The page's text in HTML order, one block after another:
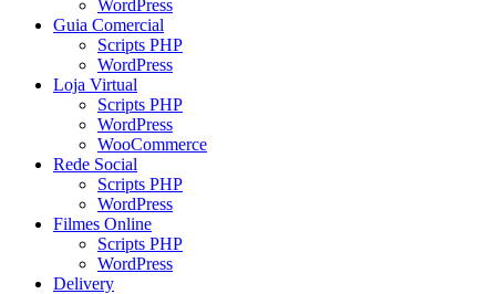
WordPress
Guia Comercial
Scripts PHP
WordPress
Loja Virtual
Scripts PHP
WordPress
WooCommerce
Rede Social
Scripts PHP
WordPress
Filmes Online
Scripts PHP
WordPress
Delivery